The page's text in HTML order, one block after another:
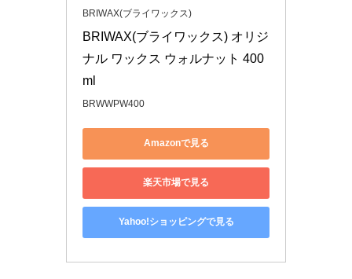
BRIWAX(ブライワックス)
BRIWAX(ブライワックス) オリジ
ナル ワックス ウォルナット 400
ml
BRWWPW400
Amazonで見る
楽天市場で見る
Yahoo!ショッピングで見る